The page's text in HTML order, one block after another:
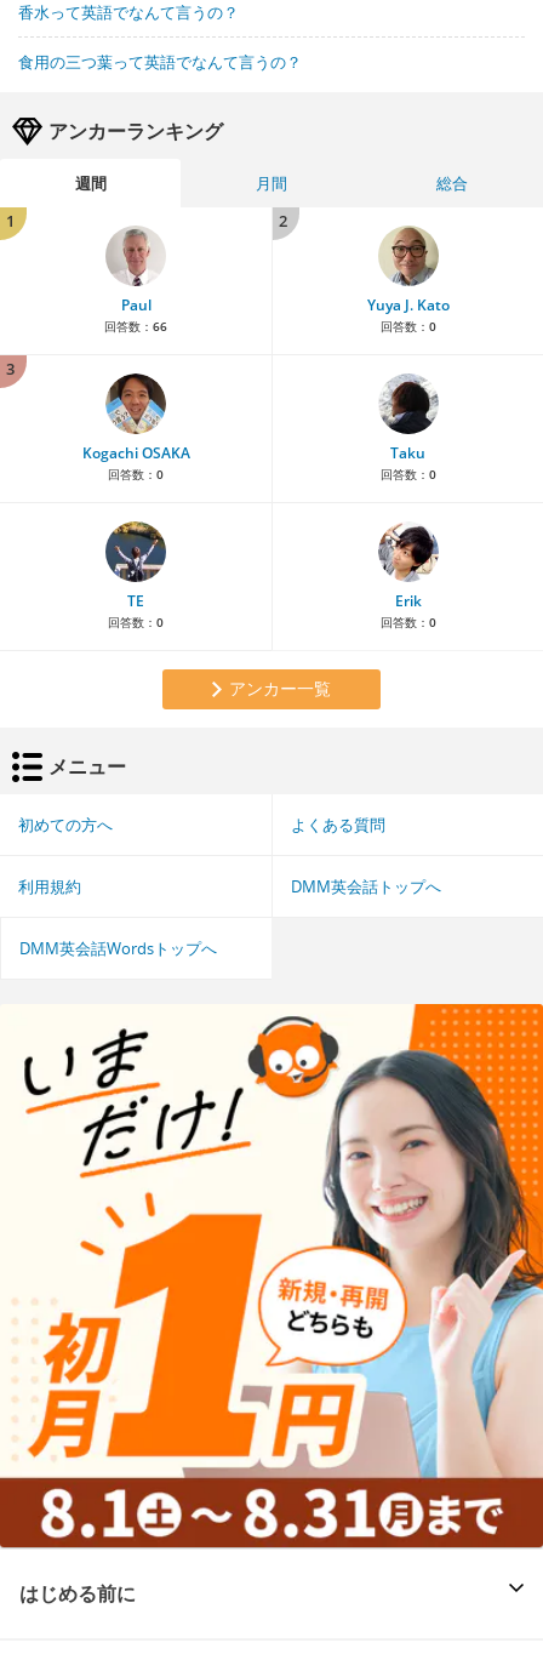
香水って英語でなんて言うの？
食用の三つ葉って英語でなんて言うの？
アンカーランキング
週間 月間
総合
1
Paul
回答数： 66
2
Yuya J. Kato
回答数： 0
3
Kogachi OSAKA
回答数： 0
Taku
回答数： 0
TE
回答数： 0
Erik
回答数： 0
アンカー一覧
メニュー
初めての方へ よくある質問
利用規約 DMM英会話トップへ
DMM英会話Wordsトップへ
はじめる前に